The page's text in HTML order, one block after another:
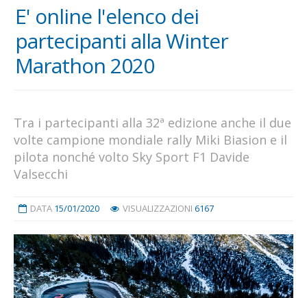
E' online l'elenco dei
partecipanti alla Winter
Marathon 2020
Tra i partecipanti alla 32ª edizione anche il due
volte campione mondiale rally Miki Biasion e il
pilota nonché volto Sky Sport F1 Davide
Valsecchi
DATA 15/01/2020 VISUALIZZAZIONI 6167